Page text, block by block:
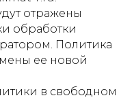
отражены
обработки
Политика
ее новой
в свободном